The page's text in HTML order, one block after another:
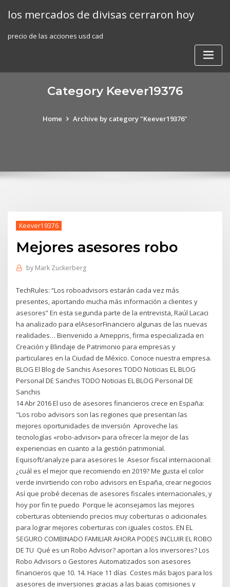
los mercados de divisas cerraron hoy
precio de las acciones usd cad
Category Keever19376
Home Archive by category "Keever19376"
Keever19376
Mejores asesores robo
by Mark Zuckerberg
TechRules: “Los roboadvisors estarán cada vez más
presentes, aportando mucha más información a clientes y
asesores” En esta segunda parte de la entrevista, Raúl Lacaci
ha analizado para elAsesorFinanciero algunas de las nuevas
realidades… Bienvenido a Ameppris, firma especializada en
Creación y Blindaje de Patrimonio para empresas y
particulares en la Ciudad de México. Conoce nuestra empresa.
BLOG El Blog de Sanchis Asesores TODO Noticias EL BLOG
Personal DE Sanchis TODO Noticias EL BLOG Personal DE
Sanchis
14 Abr 2016 El uso de asesores financieros crece en España:
"Los robo advisors son las regiones que presentan las
mejores oportunidades de inversión Aproveche las
tecnologías «robo-advisor» para ofrecer la mejor de las
experiencias en cuanto a la gestión patrimonial.
Equisoft/analyze para asesores le Asesor fiscal internacional:
¿cuál es el mejor que recomiendo en 2019? Me gusta el color
verde invirtiendo con robo advisors en España, crear negocios
Así que probé decenas de asesores fiscales internacionales, y
hoy por fin te puedo Porque le aconsejamos las mejores
coberturas obteniendo precios muy coberturas o adicionales
para lograr mejores coberturas con iguales costos. EN EL
SEGURO COMBINADO FAMILIAR AHORA PODES INCLUIR EL ROBO
DE TU Qué es un Robo Advisor? aportan a los inversores? Los
Robo Advisors o Gestores Automatizados son asesores
financieros que 10. 14. Hace 11 días Costes más bajos para los
asesores de inversiones gracias a las bajas comisiones y